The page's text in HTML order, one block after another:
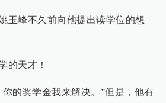
玉峰不久前向他提出读学位的想
的天才！
的奖学金我来解决。”但是，他有